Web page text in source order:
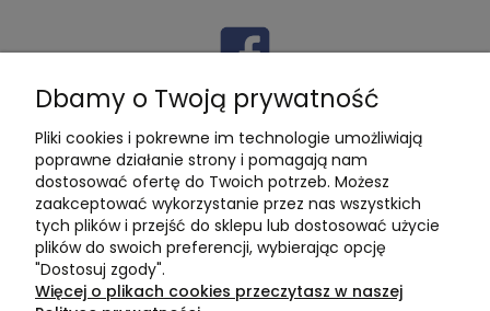
Pomoc
Moje konto
Płatności i dostawa
Dbamy o Twoją prywatność
Pliki cookies i pokrewne im technologie umożliwiają
poprawne działanie strony i pomagają nam
dostosować ofertę do Twoich potrzeb. Możesz
zaakceptować wykorzystanie przez nas wszystkich
tych plików i przejść do sklepu lub dostosować użycie
plików do swoich preferencji, wybierając opcję
"Dostosuj zgody".
Więcej o plikach cookies przeczytasz w naszej